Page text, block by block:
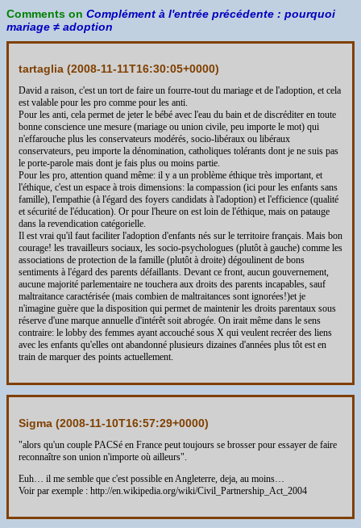
Comments on Complément à l'entrée précédente : pourquoi
mariage ≠ adoption
tartaglia (2008-11-11T16:30:05+0000)
David a raison, c'est un tort de faire un fourre-tout du mariage et de l'adoption, et cela
est valable pour les pro comme pour les anti.
Pour les anti, cela permet de jeter le bébé avec l'eau du bain et de discréditer en toute
bonne conscience une mesure (mariage ou union civile, peu importe le mot) qui
n'effarouche plus les conservateurs modérés, socio-libéraux ou libéraux
conservateurs, peu importe la dénomination, catholiques tolérants dont je ne suis pas
le porte-parole mais dont je fais plus ou moins partie.
Pour les pro, attention quand même: il y a un problème éthique très important, et
l'éthique, c'est un espace à trois dimensions: la compassion (ici pour les enfants sans
famille), l'empathie (à l'égard des foyers candidats à l'adoption) et l'efficience (qualité
et sécurité de l'éducation). Or pour l'heure on est loin de l'éthique, mais on patauge
dans la revendication catégorielle.
Il est vrai qu'il faut faciliter l'adoption d'enfants nés sur le territoire français. Mais bon
courage! les travailleurs sociaux, les socio-psychologues (plutôt à gauche) comme les
associations de protection de la famille (plutôt à droite) dégoulinent de bons
sentiments à l'égard des parents défaillants. Devant ce front, aucun gouvernement,
aucune majorité parlementaire ne touchera aux droits des parents incapables, sauf
maltraitance caractérisée (mais combien de maltraitances sont ignorées!)et je
n'imagine guère que la disposition qui permet de maintenir les droits parentaux sous
réserve d'une marque annuelle d'intérêt soit abrogée. On irait même dans le sens
contraire: le lobby des femmes ayant accouché sous X qui veulent recréer des liens
avec les enfants qu'elles ont abandonné plusieurs dizaines d'années plus tôt est en
train de marquer des points actuellement.
Sigma (2008-11-10T16:57:29+0000)
"alors qu'un couple PACSé en France peut toujours se brosser pour essayer de faire
reconnaître son union n'importe où ailleurs".
Euh… il me semble que c'est possible en Angleterre, deja, au moins…
Voir par exemple : http://en.wikipedia.org/wiki/Civil_Partnership_Act_2004